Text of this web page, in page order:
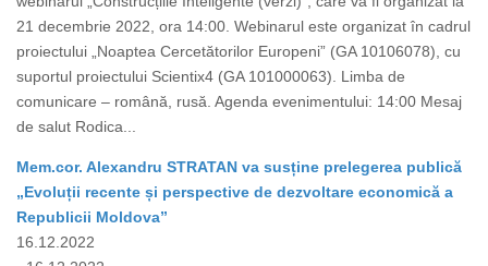
21 decembrie 2022, ora 14:00. Webinarul este organizat în cadrul
proiectului „Noaptea Cercetătorilor Europeni” (GA 10106078), cu
suportul proiectului Scientix4 (GA 101000063). Limba de
comunicare – română, rusă. Agenda evenimentului: 14:00 Mesaj
de salut Rodica...
Mem.cor. Alexandru STRATAN va susține prelegerea publică
„Evoluții recente și perspective de dezvoltare economică a
Republicii Moldova”
16.12.2022